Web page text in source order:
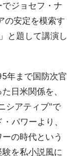
ジョセフ・ナ
の安定を模索す
と題して講演し
年まで国防次官
日米関係を、
シアティブ"で
パワーより、
の時代という
を私小説風に